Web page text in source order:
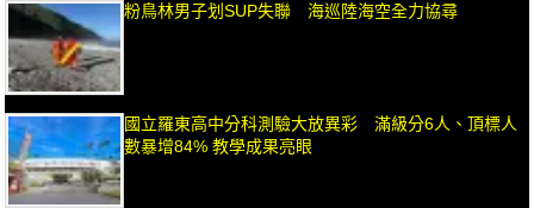
粉鳥林男子划SUP失聯 海巡陸海空全力協尋
國立羅東高中分科測驗大放異彩 滿級分6人、頂標人
數暴增84% 教學成果亮眼